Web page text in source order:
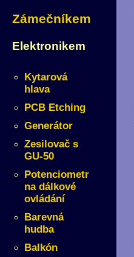
Zámečníkem
Elektronikem
Kytarová
hlava
PCB Etching
Generátor
Zesilovač s
GU-50
Potenciometr
na dálkové
ovládání
Barevná
hudba
Balkón